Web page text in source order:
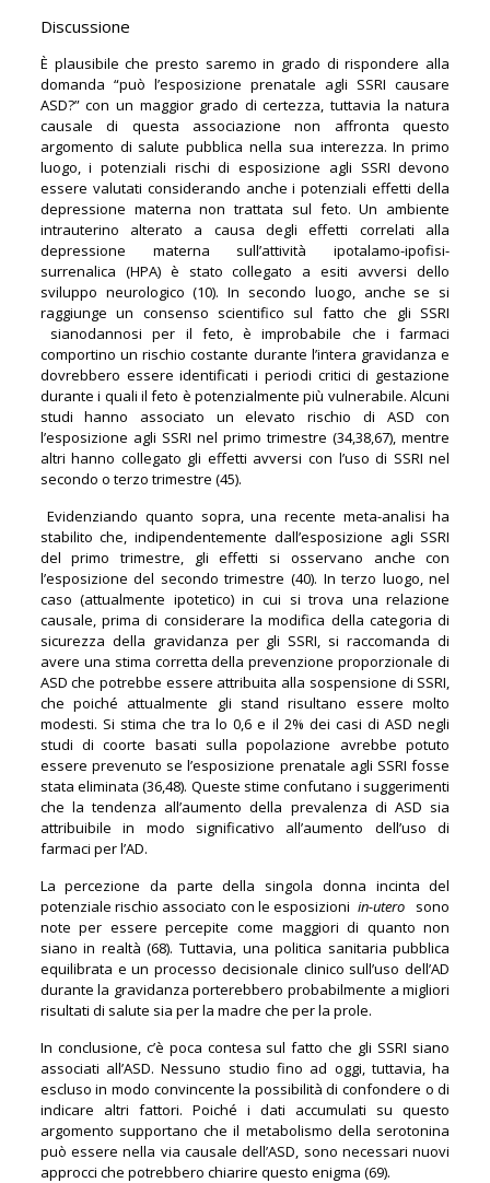
Discussione
È plausibile che presto saremo in grado di rispondere alla
domanda “può l’esposizione prenatale agli SSRI causare
ASD?” con un maggior grado di certezza, tuttavia la natura
causale di questa associazione non affronta questo
argomento di salute pubblica nella sua interezza. In primo
luogo, i potenziali rischi di esposizione agli SSRI devono
essere valutati considerando anche i potenziali effetti della
depressione materna non trattata sul feto. Un ambiente
intrauterino alterato a causa degli effetti correlati alla
depressione materna sull’attività ipotalamo-ipofisi-
surrenalica (HPA) è stato collegato a esiti avversi dello
sviluppo neurologico (10). In secondo luogo, anche se si
raggiunge un consenso scientifico sul fatto che gli SSRI
sianodannosi per il feto, è improbabile che i farmaci
comportino un rischio costante durante l’intera gravidanza e
dovrebbero essere identificati i periodi critici di gestazione
durante i quali il feto è potenzialmente più vulnerabile. Alcuni
studi hanno associato un elevato rischio di ASD con
l’esposizione agli SSRI nel primo trimestre (34,38,67), mentre
altri hanno collegato gli effetti avversi con l’uso di SSRI nel
secondo o terzo trimestre (45).
Evidenziando quanto sopra, una recente meta-analisi ha
stabilito che, indipendentemente dall’esposizione agli SSRI
del primo trimestre, gli effetti si osservano anche con
l’esposizione del secondo trimestre (40). In terzo luogo, nel
caso (attualmente ipotetico) in cui si trova una relazione
causale, prima di considerare la modifica della categoria di
sicurezza della gravidanza per gli SSRI, si raccomanda di
avere una stima corretta della prevenzione proporzionale di
ASD che potrebbe essere attribuita alla sospensione di SSRI,
che poiché attualmente gli stand risultano essere molto
modesti. Si stima che tra lo 0,6 e il 2% dei casi di ASD negli
studi di coorte basati sulla popolazione avrebbe potuto
essere prevenuto se l’esposizione prenatale agli SSRI fosse
stata eliminata (36,48). Queste stime confutano i suggerimenti
che la tendenza all’aumento della prevalenza di ASD sia
attribuibile in modo significativo all’aumento dell’uso di
farmaci per l’AD.
La percezione da parte della singola donna incinta del
potenziale rischio associato con le esposizioniin-utero
sono
note per essere percepite come maggiori di quanto non
siano in realtà (68). Tuttavia, una politica sanitaria pubblica
equilibrata e un processo decisionale clinico sull’uso dell’AD
durante la gravidanza porterebbero probabilmente a migliori
risultati di salute sia per la madre che per la prole.
In conclusione, c’è poca contesa sul fatto che gli SSRI siano
associati all’ASD. Nessuno studio fino ad oggi, tuttavia, ha
escluso in modo convincente la possibilità di confondere o di
indicare altri fattori. Poiché i dati accumulati su questo
argomento supportano che il metabolismo della serotonina
può essere nella via causale dell’ASD, sono necessari nuovi
approcci che potrebbero chiarire questo enigma (69).